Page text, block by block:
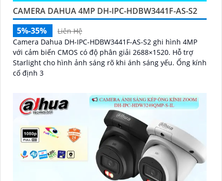
CAMERA DAHUA 4MP DH-IPC-HDBW3441F-AS-S2
5%-35%
Liên Hệ
Camera Dahua DH-IPC-HDBW3441F-AS-S2 ghi hình 4MP
với cảm biến CMOS có độ phân giải 2688×1520. Hỗ trợ
Starlight cho hình ảnh sáng rõ khi ánh sáng yếu. Ống kính
cố định 3